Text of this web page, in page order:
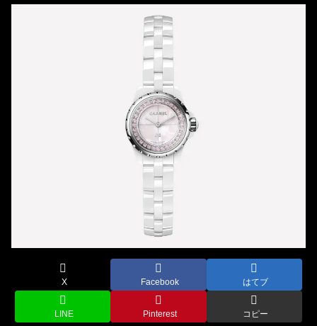
X Facebook はてブ
LINE Pinterest コピー